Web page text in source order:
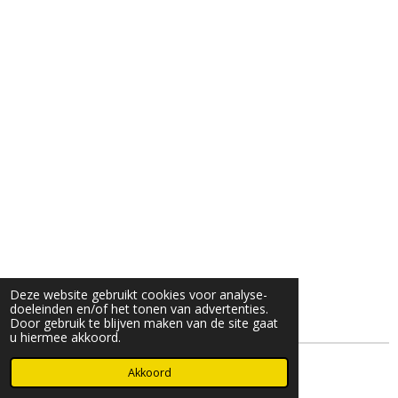
Deze website gebruikt cookies voor analyse-
doeleinden en/of het tonen van advertenties.
Door gebruik te blijven maken van de site gaat
u hiermee akkoord.
Akkoord
© 2025- 2026 Djöz mode